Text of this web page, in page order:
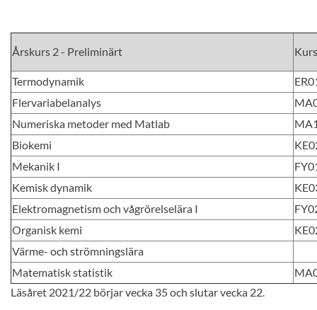
Årskurs 2 - Preliminärt
Termodynamik
Flervariabelanalys
Numeriska metoder med Matlab
Biokemi
Mekanik I
Kemisk dynamik
Elektromagnetism och vågrörelselära I
Organisk kemi
Värme- och strömningslära
Matematisk statistik
Läsåret 2021/22 börjar vecka 35 och slutar vecka 22.